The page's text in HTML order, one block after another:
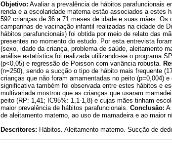
Objetivo: Avaliar a prevalência de hábitos parafuncionais
renda e a escolaridade materna estão associados a estes
592 crianças de 36 a 71 meses de idade e suas mães.
campanhas de vacinação infantil realizadas na cidade de
hábitos parafuncionais) foi obtida por meio de relato das
presentes no momento do estudo. Por esta entrevista
(sexo, idade da criança, problema de saúde, aleitamento
análise estatística foi realizada utilizando-se o programa
(p<0,05) e regressão de Poisson com variância robusta.
(n=250), sendo a sucção o tipo de hábito mais frequente
crianças que não foram amamentadas no peito (p=0,004)
significativa também foi observada entre estes hábitos e
multivariada mostrou que as crianças que usaram
peito (RP: 1,41; IC95%: 1,1-1,8) e cujas mães tinham
maior prevalência de hábitos parafuncionais. Conclusão: A
de aleitamento materno, ao uso de mamadeira e ao maior
Descritores: Hábitos. Aleitamento materno. Sucção de